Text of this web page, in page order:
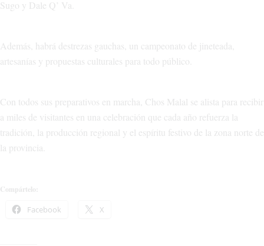
Sugo y Dale Q’ Va.
Además, habrá destrezas gauchas, un campeonato de jineteada,
artesanías y propuestas culturales para todo público.
Con todos sus preparativos en marcha, Chos Malal se alista para recibir
a miles de visitantes en una celebración que cada año refuerza la
tradición, la producción regional y el espíritu festivo de la zona norte de
la provincia.
Compártelo:
Facebook X